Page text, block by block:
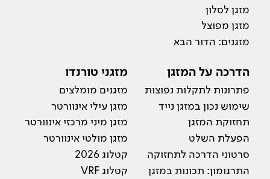
מזגן לסלון
מזגן מפוצל
מזגנים: הדור הבא
הדרכה על המזגן
פתרונות לתקלות נפוצות
שימוש נכון במזגן נייד
תחזוקת המזגן
הפעלת השלט
סרטוני הדרכה לתחזוקה
התרגומון: תכונות במזגן
מזגני טורנדו
מזגנים מומלצים
מזגן עילי אינוורטר
מזגן מיני מרכזי אינוורטר
מזגן מולטי אינוורטר
קטלוג 2026
קטלוג VRF